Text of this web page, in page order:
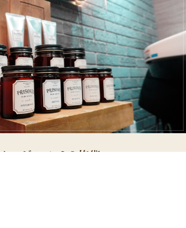
ージレスでの施術